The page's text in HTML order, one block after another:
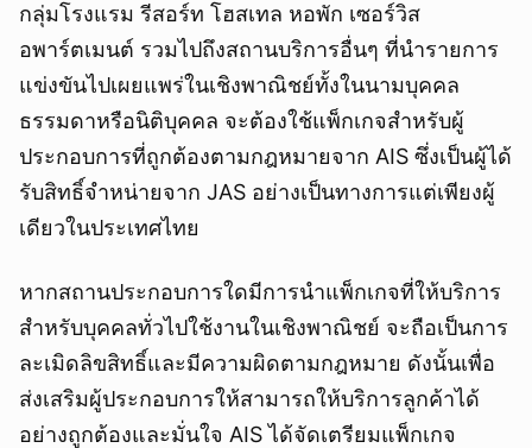
กลุ่มโรงแรม รีสอร์ท โฮสเทล หอพัก เซอร์วิส
อพาร์ตเมนต์ รวมไปถึงสถานบริการอื่นๆ ที่นำรายการ
แข่งขันไปเผยแพร่ในเชิงพาณิชย์ทั้งในนามบุคคล
ธรรมดาหรือนิติบุคคล จะต้องใช้แพ็กเกจสำหรับผู้
ประกอบการที่ถูกต้องตามกฎหมายจาก AIS ซึ่งเป็นผู้ได้
รับสิทธิ์จำหน่ายจาก JAS อย่างเป็นทางการแต่เพียงผู้
เดียวในประเทศไทย
หากสถานประกอบการใดมีการนำแพ็กเกจที่ให้บริการ
สำหรับบุคคลทั่วไปใช้งานในเชิงพาณิชย์ จะถือเป็นการ
ละเมิดลิขสิทธิ์และมีความผิดตามกฎหมาย ดังนั้นเพื่อ
ส่งเสริมผู้ประกอบการให้สามารถให้บริการลูกค้าได้
อย่างถูกต้องและมั่นใจ AIS ได้จัดเตรียมแพ็กเกจ